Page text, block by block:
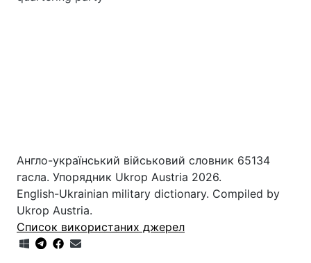
Англо-український військовий словник 65134
гасла. Упорядник Ukrop Austria 2026.
English-Ukrainian military dictionary. Compiled by
Ukrop Austria.
Список використаних джерел